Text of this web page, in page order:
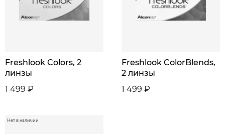
Freshlook Colors, 2
линзы
1 499 ₽
Freshlook ColorBlends,
2 линзы
1 499 ₽
Нет в наличии